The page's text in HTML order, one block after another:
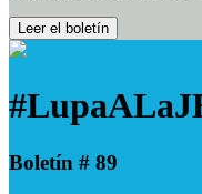
Leer el boletín
Boletín # 89